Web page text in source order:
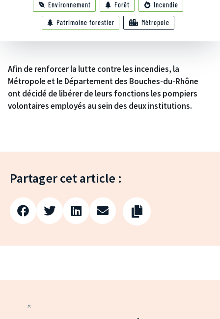
Environnement Forêt Incendie
Patrimoine forestier Métropole
Afin de renforcer la lutte contre les incendies, la
Métropole et le Département des Bouches-du-Rhône
ont décidé de libérer de leurs fonctions les pompiers
volontaires employés au sein des deux institutions.
Partager cet article :